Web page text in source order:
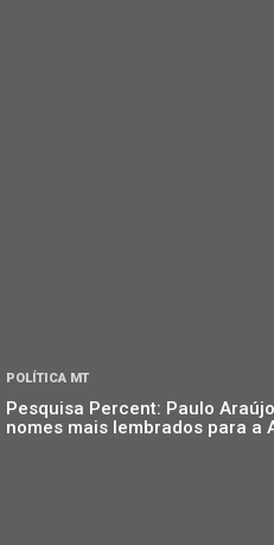
POLÍTICA MT
Pesquisa Percent: Paulo
nomes mais lembrados para a